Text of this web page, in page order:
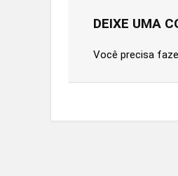
DEIXE UMA
Você precisa